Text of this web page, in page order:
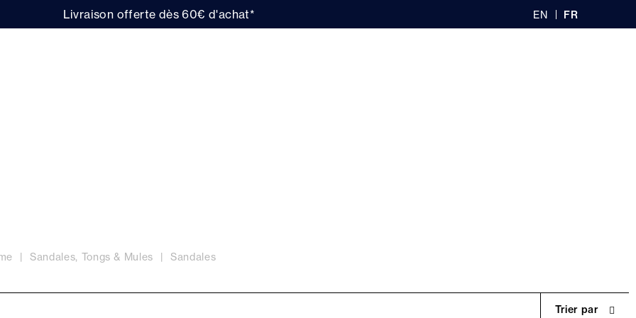
Livraison offerte dès 60€ d'achat* EN FR
Sandales, Tongs & Mules Sandales
Trier par